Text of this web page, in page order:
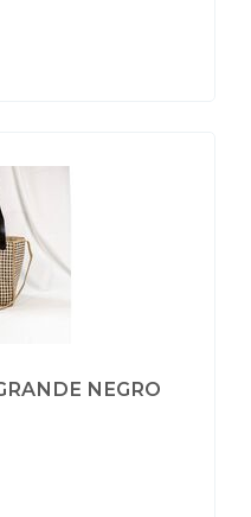
NEGRO